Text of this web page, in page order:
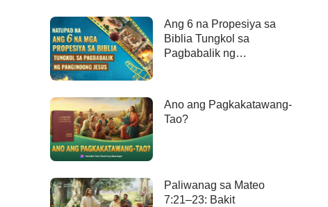
Ang 6 na Propesiya sa
Biblia Tungkol sa
Pagbabalik ng
Ano ang Pagkakatawang-
Tao?
Paliwanag sa Mateo
7:21–23: Bakit